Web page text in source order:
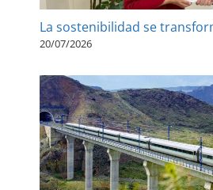
La sostenibilidad se
20/07/2026